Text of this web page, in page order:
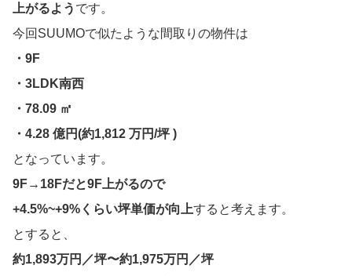
上がるよう です。
今回SUUMOで似たような間取りの物件は
・9F
・3LDK南西
・78.09 ㎡
・4.28 億円(約1,812 万円/坪 )
となっています。
9F→18Fだと9F上がるので
+4.5%~+9%くらい坪単価が向上すると考えます。
とすると、
約1,893万円／坪〜約1,975万円／坪